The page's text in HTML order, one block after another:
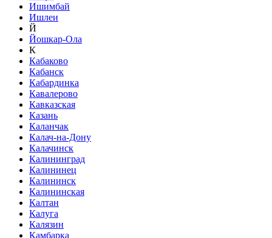
Ишимбай
Ишлеи
Й
Йошкар-Ола
К
Кабаково
Кабанск
Кабардинка
Кавалерово
Кавказская
Казань
Каланчак
Калач-на-Дону
Калачинск
Калининград
Калининец
Калининск
Калининская
Калтан
Калуга
Калязин
Камбарка